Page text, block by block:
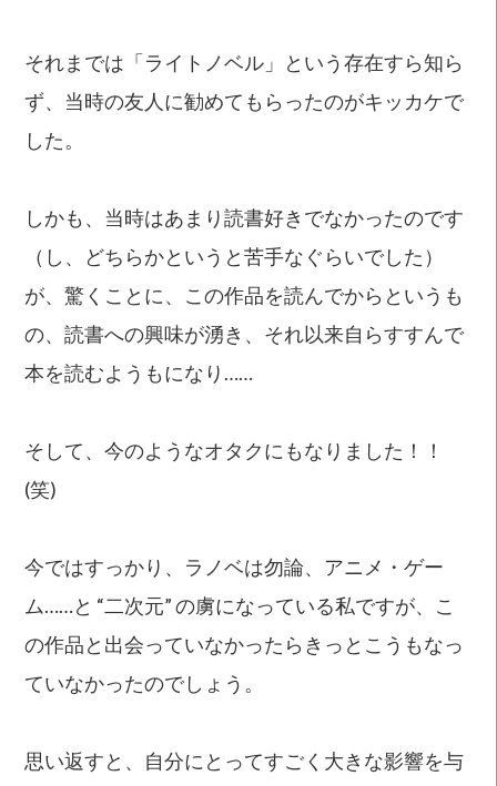
それまでは「ライトノベル」という存在すら知ら
ず、当時の友人に勧めてもらったのがキッカケで
した。
しかも、当時はあまり読書好きでなかったのです
（し、どちらかというと苦手なぐらいでした）
が、驚くことに、この作品を読んでからというも
の、読書への興味が湧き、それ以来自らすすんで
本を読むようもになり……
そして、今のようなオタクにもなりました！！
(笑)
今ではすっかり、ラノベは勿論、アニメ・ゲー
ム……と “二次元” の虜になっている私ですが、こ
の作品と出会っていなかったらきっとこうもなっ
ていなかったのでしょう。
思い返すと、自分にとってすごく大きな影響を与